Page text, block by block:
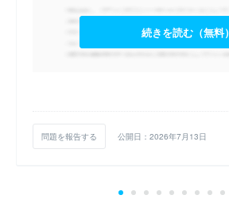
続きを読む（無料）
問題を報告する 公開日：2026年7月13日